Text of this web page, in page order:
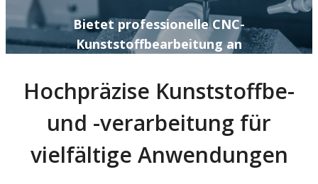
Bietet professionelle CNC-
Kunststoffbearbeitung an
Hochpräzise Kunststoffbe-
und -verarbeitung für
vielfältige Anwendungen